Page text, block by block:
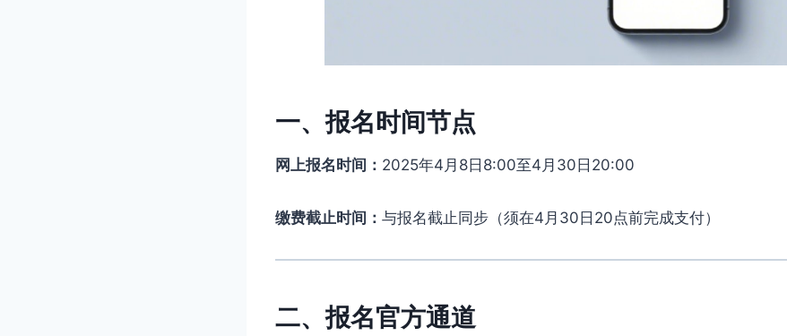
一、报名时间节点
网上报名时间： 2025年4月8日8:00至4月30日20:00
缴费截止时间： 与报名截止同步（须在4月30日20点前完成支付）
二、报名官方通道